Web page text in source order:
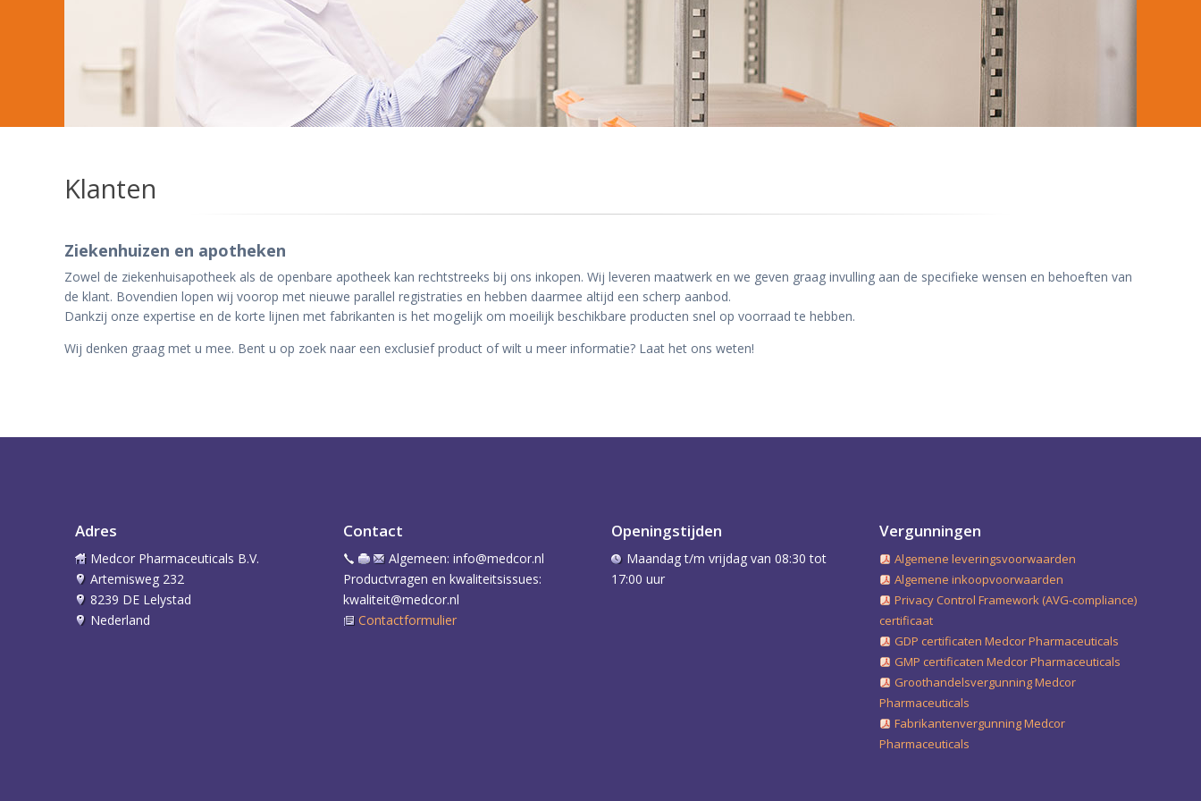
Klanten
Ziekenhuizen en apotheken
Zowel de ziekenhuisapotheek als de openbare apotheek kan rechtstreeks bij ons inkopen. Wij leveren maatwerk en we geven graag invulling aan de specifieke wensen en behoeften van
de klant. Bovendien lopen wij voorop met nieuwe parallel registraties en hebben daarmee altijd een scherp aanbod.
Dankzij onze expertise en de korte lijnen met fabrikanten is het mogelijk om moeilijk beschikbare producten snel op voorraad te hebben.
Wij denken graag met u mee. Bent u op zoek naar een exclusief product of wilt u meer informatie? Laat het ons weten!
Adres
Medcor Pharmaceuticals B.V.
Artemisweg 232
8239 DE Lelystad
Nederland
Contact
Algemeen: info@medcor.nl
Productvragen en kwaliteitsissues:
kwaliteit@medcor.nl
Contactformulier
Openingstijden
Maandag t/m vrijdag van 08:30 tot
17:00 uur
Vergunningen
Algemene leveringsvoorwaarden
Algemene inkoopvoorwaarden
Privacy Control Framework (AVG-compliance)
certificaat
GDP certificaten Medcor Pharmaceuticals
GMP certificaten Medcor Pharmaceuticals
Groothandelsvergunning Medcor
Pharmaceuticals
Fabrikantenvergunning Medcor
Pharmaceuticals